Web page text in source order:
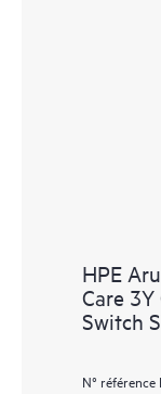
HPE
Care
Switch
N° référence